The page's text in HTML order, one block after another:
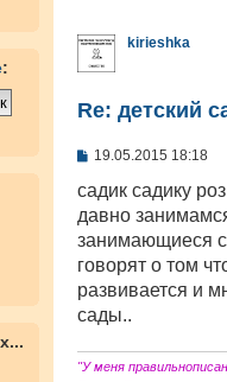
:
kirieshka
Re: детский
С
о
щ
е
и
е
19.05.2015 18:18
садик садику
давно
занимающиеся с
говорят о том
развивается и
сады..
"У меня